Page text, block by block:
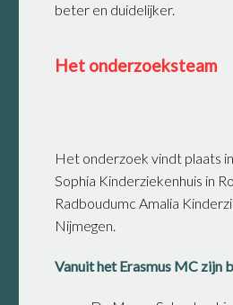
beter en duidelijker.
Het onderzoeksteam
Het onderzoek vindt plaats
Sophia Kinderziekenhuis in
Radboudumc Amalia
Nijmegen.
Vanuit het Erasmus MC zijn